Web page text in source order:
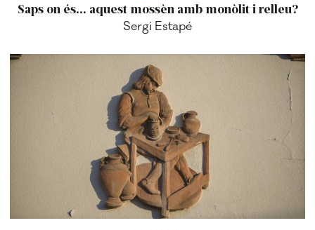
Saps on és... aquest mossèn amb monòlit i relleu?
Sergi Estapé